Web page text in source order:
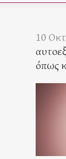
10 Οκτ
όπως